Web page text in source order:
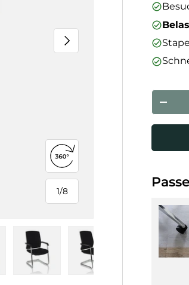
1/
von
8
Nächste
360°-Ansicht öffnen
Bild 7 in Bild 8
Anzahl